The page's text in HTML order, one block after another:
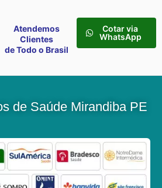
Atendemos
Clientes
de Todo o Brasil
Cotar via
WhatsApp
de Saúde Mirandiba PE